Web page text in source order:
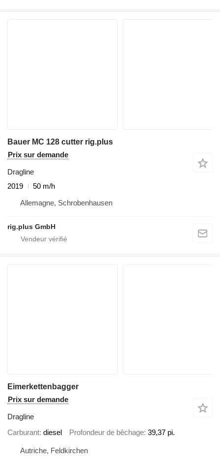
Bauer MC 128 cutter rig.plus
Prix sur demande
Dragline
2019
50 m/h
Allemagne, Schrobenhausen
rig.plus GmbH
Eimerkettenbagger
Prix sur demande
Dragline
Carburant diesel Profondeur de bêchage 39,37 pi.
Autriche, Feldkirchen